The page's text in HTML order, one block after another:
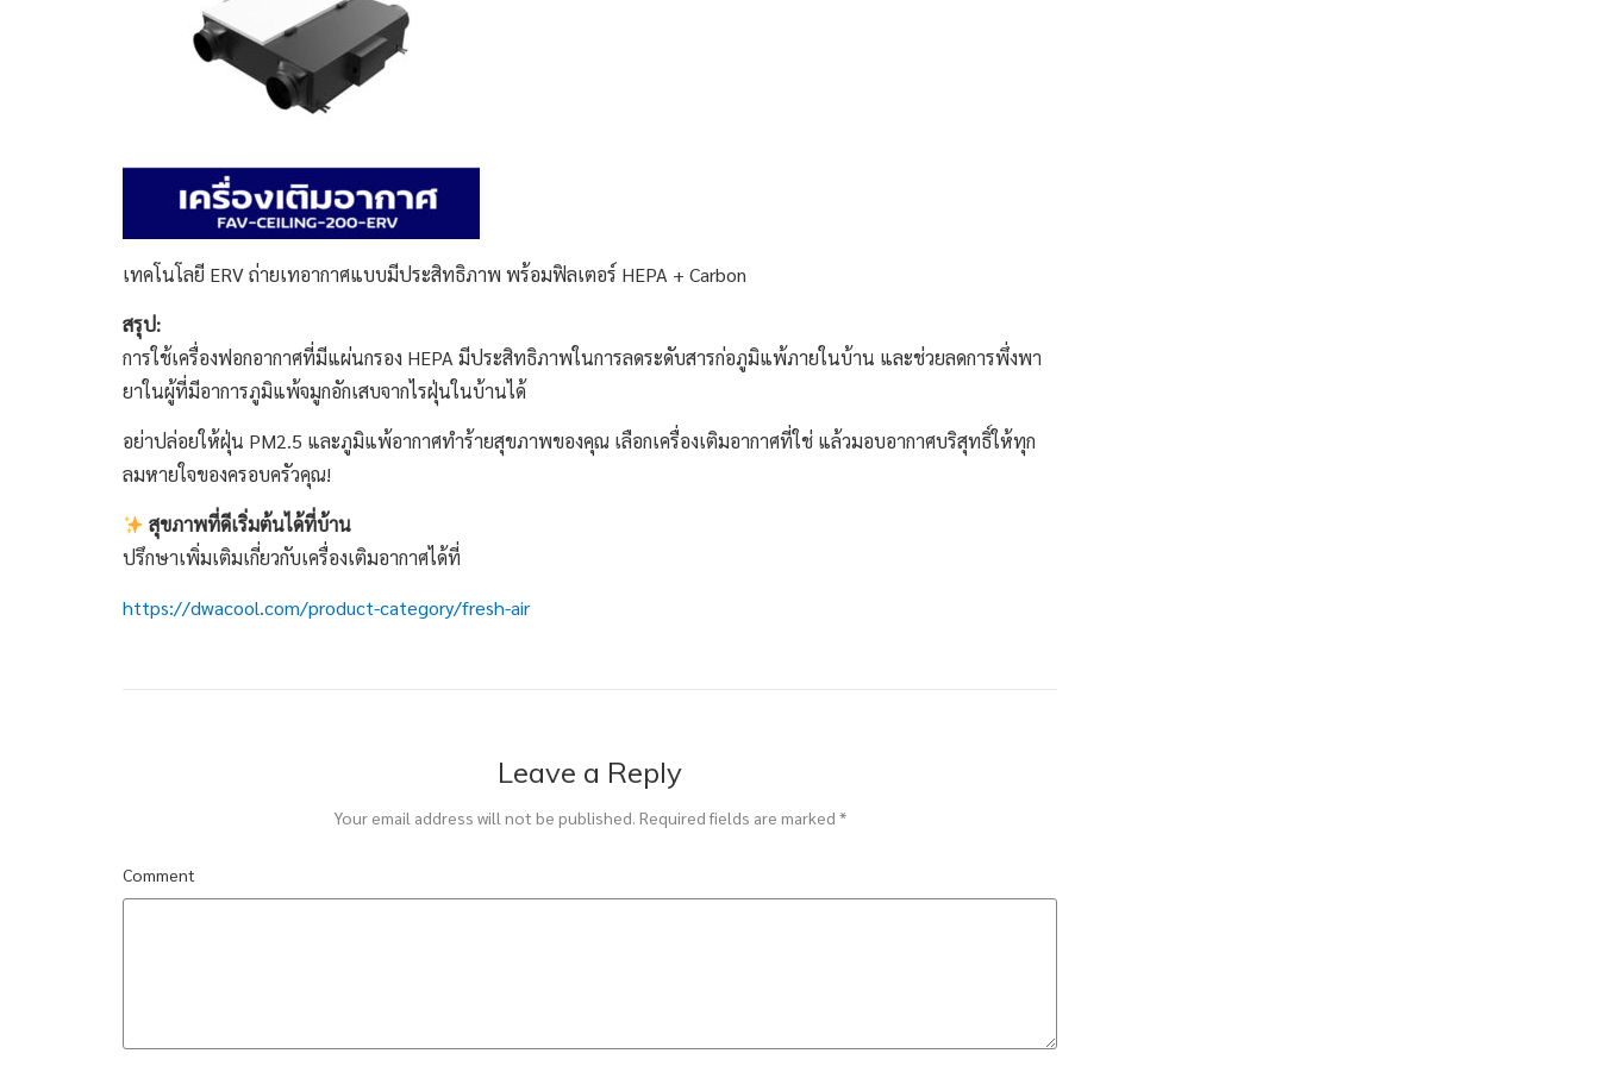
เทคโนโลยี ERV ถ่ายเทอากาศแบบมีประสิทธิภาพ พร้อมฟิลเตอร์ HEPA + Carbon
สรุป:
การใช้เครื่องฟอกอากาศที่มีแผ่นกรอง HEPA มีประสิทธิภาพในการลดระดับสารก่อภูมิแพ้ภายในบ้าน และช่วยลดการพึ่งพา
ยาในผู้ที่มีอาการภูมิแพ้จมูกอักเสบจากไรฝุ่นในบ้านได้
อย่าปล่อยให้ฝุ่น PM2.5 และภูมิแพ้อากาศทำร้ายสุขภาพของคุณ เลือกเครื่องเติมอากาศที่ใช่ แล้วมอบอากาศบริสุทธิ์ให้ทุก
ลมหายใจของครอบครัวคุณ!
สุขภาพที่ดีเริ่มต้นได้ที่บ้าน
ปรึกษาเพิ่มเติมเกี่ยวกับเครื่องเติมอากาศได้ที่
https://dwacool.com/product-category/fresh-air
Leave a Reply
Your email address will not be published. Required fields are marked*
Comment